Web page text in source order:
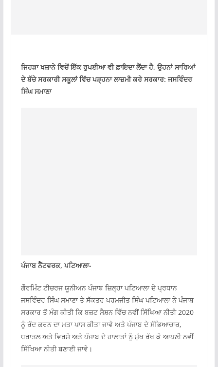
ਜਿਹੜਾ ਖਜ਼ਾਨੇ ਵਿਚੋਂ ਇੱਕ ਰੁਪਈਆ ਵੀ ਫ਼ਾਇਦਾ ਲੈਂਦਾ ਹੈ, ਉਹਨਾਂ ਸਾਰਿਆਂ
ਦੇ ਬੱਚੇ ਸਰਕਾਰੀ ਸਕੂਲਾਂ ਵਿੱਚ ਪੜ੍ਹਨਾ ਲਾਜ਼ਮੀ ਕਰੇ ਸਰਕਾਰ: ਜਸਵਿੰਦਰ
ਸਿੰਘ ਸਮਾਣਾ
ਪੰਜਾਬ ਨੈੱਟਵਰਕ, ਪਟਿਆਲਾ-
ਗੌਰਮਿੰਟ ਟੀਚਰਜ ਯੂਨੀਅਨ ਪੰਜਾਬ ਜ਼ਿਲ੍ਹਾ ਪਟਿਆਲਾ ਦੇ ਪ੍ਰਧਾਨ
ਜਸਵਿੰਦਰ ਸਿੰਘ ਸਮਾਣਾ ਤੇ ਸੱਕਤਰ ਪਰਮਜੀਤ ਸਿੰਘ ਪਟਿਆਲਾ ਨੇ ਪੰਜਾਬ
ਸਰਕਾਰ ਤੋਂ ਮੰਗ ਕੀਤੀ ਕਿ ਬਜ਼ਟ ਸੈਸ਼ਨ ਵਿੱਚ ਨਵੀਂ ਸਿੱਖਿਆ ਨੀਤੀ 2020
ਨੂੰ ਰੱਦ ਕਰਨ ਦਾ ਮਤਾ ਪਾਸ ਕੀਤਾ ਜਾਵੇ ਅਤੇ ਪੰਜਾਬ ਦੇ ਸੱਭਿਆਚਾਰ,
ਧਰਾਤਲ ਅਤੇ ਵਿਰਸੇ ਅਤੇ ਪੰਜਾਬ ਦੇ ਹਾਲਾਤਾਂ ਨੂੰ ਮੁੱਖ ਰੱਖ ਕੇ ਆਪਣੀ ਨਵੀਂ
ਸਿੱਖਿਆ ਨੀਤੀ ਬਣਾਈ ਜਾਵੇ।